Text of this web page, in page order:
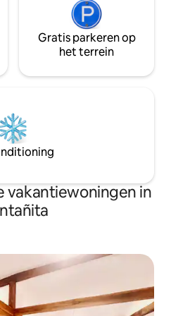
Gratis parkeren op
het terrein
vakantiewoningen in